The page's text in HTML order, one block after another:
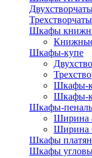
Шкафы
Шкафы-купе
Шкафы-
Шкафы-
Шкафы-
Ширина
Ширина
Шкафы
Шкафы